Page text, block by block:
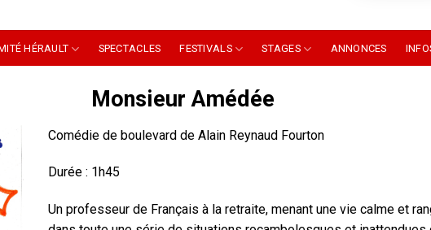
HÉRAULT SPECTACLES FESTIVALS STAGES ANNONCES
Monsieur Amédée
Comédie de boulevard de Alain Reynaud Fourton
Durée : 1h45
Un professeur de Français à la retraite, menant une vie calme et